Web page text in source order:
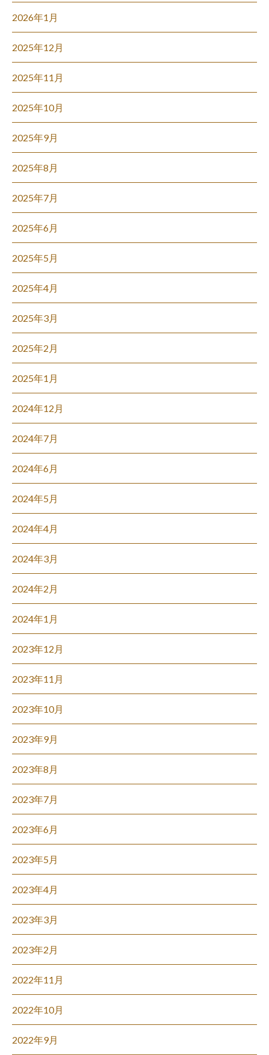
2026年1月
2025年12月
2025年11月
2025年10月
2025年9月
2025年8月
2025年7月
2025年6月
2025年5月
2025年4月
2025年3月
2025年2月
2025年1月
2024年12月
2024年7月
2024年6月
2024年5月
2024年4月
2024年3月
2024年2月
2024年1月
2023年12月
2023年11月
2023年10月
2023年9月
2023年8月
2023年7月
2023年6月
2023年5月
2023年4月
2023年3月
2023年2月
2022年11月
2022年10月
2022年9月